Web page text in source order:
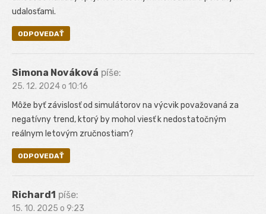
udalosťami.
ODPOVEDAŤ
Simona Nováková píše:
25. 12. 2024 o 10:16
Môže byť závislosť od simulátorov na výcvik považovaná za
negatívny trend, ktorý by mohol viesť k nedostatočným
reálnym letovým zručnostiam?
ODPOVEDAŤ
Richard1 píše:
15. 10. 2025 o 9:23